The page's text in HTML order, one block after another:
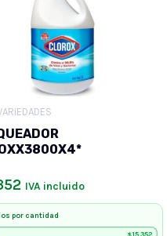
IVA incluido
por cantidad
$15,352